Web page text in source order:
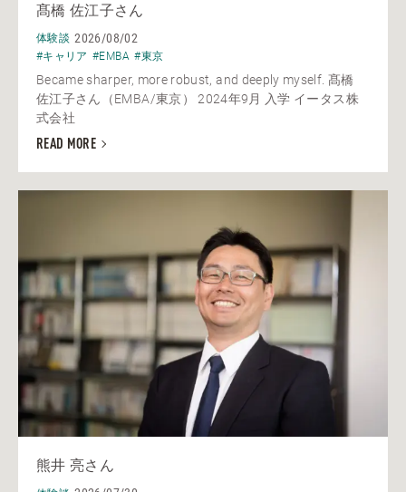
髙橋 佐江子さん
体験談 2026/08/02
#キャリア #EMBA #東京
Became sharper, more robust, and deeply myself. 髙橋
佐江子さん（EMBA/東京） 2024年9月 入学 イータス株
式会社
READ MORE
熊井 亮さん